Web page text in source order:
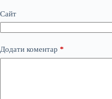
Сайт
Додати коментар *